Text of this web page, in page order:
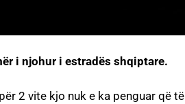
i njohur i estradës shqiptare.
2 vite kjo nuk e ka penguar që